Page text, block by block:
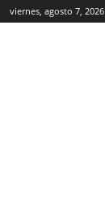
viernes, agosto 7, 2026